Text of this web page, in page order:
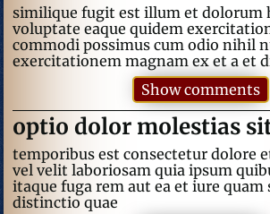
similique fugit est illum et dolorum
voluptate eaque quidem
commodi possimus cum odio nihil
exercitationem magnam ex et a et
Show comments
optio dolor molestias
temporibus est consectetur dolore
vel velit laboriosam quia ipsum
itaque fuga rem aut ea et iure quam
distinctio quae